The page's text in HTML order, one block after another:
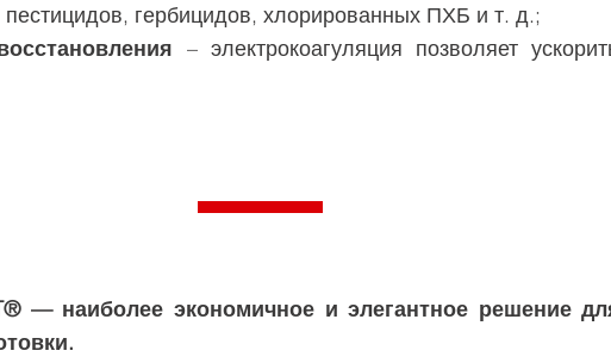
гербицидов, хлорированных ПХБ и т. д.;
– электрокоагуляция позволяет
— наиболее экономичное и элегантное решение